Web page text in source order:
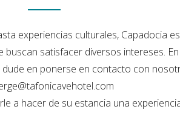
experiencias culturales, Capadocia
satisfacer diversos intereses.
en ponerse en contacto con